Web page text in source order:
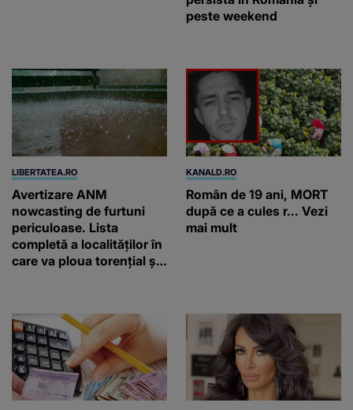
peste weekend
LIBERTATEA.RO
Avertizare ANM
nowcasting de furtuni
periculoase. Lista
completă a localităților în
care va ploua torențial și
KANALD.RO
Român de 19 ani, MORT
după ce a cules r... Vezi
mai mult